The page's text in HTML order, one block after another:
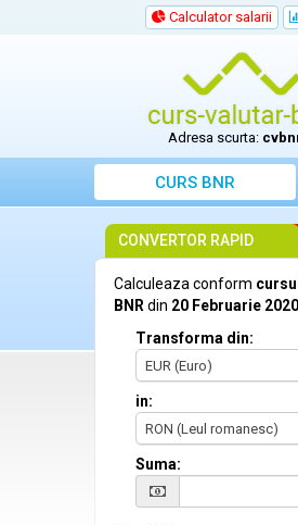
Calculator salarii
Adresa scurta:
CURS BNR
CONVERTOR RAPID
Calculeaza conform
BNR din 20 Februarie 2020
Transforma din:
EUR (Euro)
in:
RON (Leul romanesc)
Suma: